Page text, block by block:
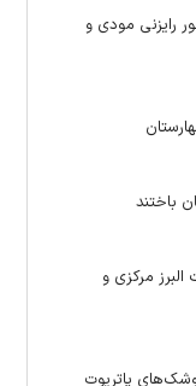
رایزنی مودی و
البرز مرکزی و
پاتریوت